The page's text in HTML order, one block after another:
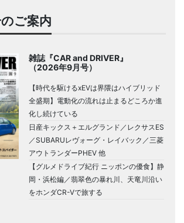
ご案内
雑誌『CAR and DRIVER』
（2026年9月号）
【時代を駆けるxEVは界隈はハイブリッド
全盛期】電動化の流れは止まるどころか進
化し続けている
日産キックス＋エルグランド／レクサスES
／SUBARUレヴォーグ・レイバック／三菱
アウトランダーPHEV 他
【グルメドライブ紀行 ニッポンの優食】静
岡・浜松編／翡翠色の暴れ川、天竜川沿い
をホンダCR-Vで旅する